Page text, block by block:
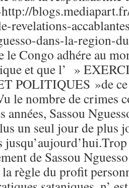
revelations-
dans-la-region-
le Congo adhére au
et que l’ »
POLITIQUES »de
le nombre de crimes
années, Sassou
un seul jour de plus
de Sassou
règle du profit